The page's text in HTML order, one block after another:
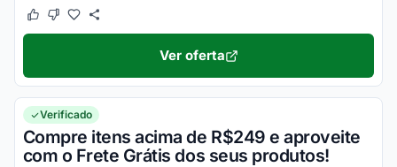
Este cupom funcionou
Este cupom não funcionou
Ver oferta
Verificado
Compre itens acima de R$249 e aproveite
com o Frete Grátis dos seus produtos!